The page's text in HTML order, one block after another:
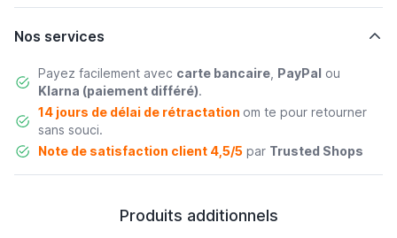
Nos services
Payez facilement avec carte bancaire, PayPal ou
Klarna (paiement différé).
14 jours de délai de rétractation om te pour retourner
sans souci.
Note de satisfaction client 4,5/5par Trusted Shops
Produits additionnels